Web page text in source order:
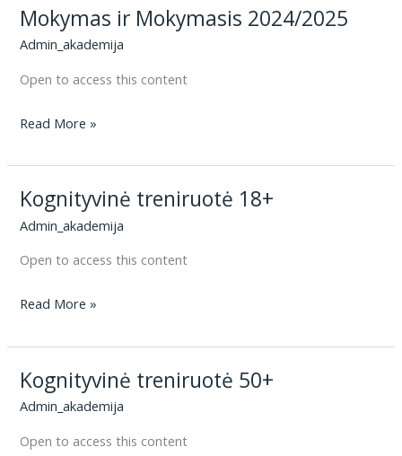
Mokymas ir Mokymasis 2024/2025
Admin_akademija
Open to access this content
Mokymas
Mokymasis
2024/2025
Read More »
Kognityvinė treniruotė 18+
Admin_akademija
Open to access this content
Kognityvinė
18+
Read More »
Kognityvinė treniruotė 50+
Admin_akademija
Open to access this content